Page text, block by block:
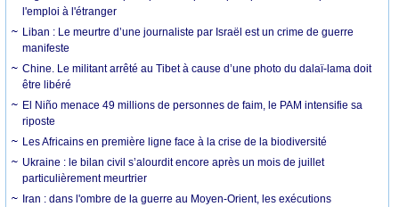
l'emploi à l'étranger
Liban : Le meurtre d’une journaliste par Israël est un crime de guerre
manifeste
Chine. Le militant arrêté au Tibet à cause d’une photo du dalaï-lama doit
être libéré
El Niño menace 49 millions de personnes de faim, le PAM intensifie sa
riposte
Les Africains en première ligne face à la crise de la biodiversité
Ukraine : le bilan civil s’alourdit encore après un mois de juillet
particulièrement meurtrier
Iran : dans l'ombre de la guerre au Moyen-Orient, les exécutions